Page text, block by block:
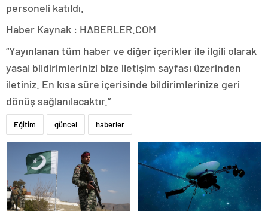
personeli katıldı.
Haber Kaynak : HABERLER.COM
“Yayınlanan tüm haber ve diğer içerikler ile ilgili olarak
yasal bildirimlerinizi bize iletişim sayfası üzerinden
iletiniz. En kısa süre içerisinde bildirimlerinize geri
dönüş sağlanılacaktır.”
Eğitim güncel haberler